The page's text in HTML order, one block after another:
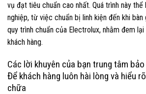
vụ đạt tiêu chuẩn cao nhất. Quá trình này thể
nghiệp, từ việc chuẩn bị linh kiện đến khi
quy trình chuẩn của Electrolux, nhằm đem
khách hàng.
Các lời khuyên của bạn trung tâm
Để khách hàng luôn hài lòng và hiểu
chữa